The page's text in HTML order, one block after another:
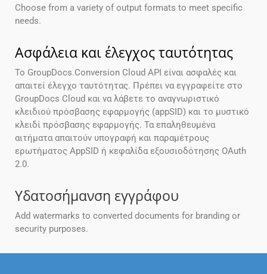
Choose from a variety of output formats to meet specific
needs.
Ασφάλεια και έλεγχος ταυτότητας
Το GroupDocs.Conversion Cloud API είναι ασφαλές και
απαιτεί έλεγχο ταυτότητας. Πρέπει να εγγραφείτε στο
GroupDocs Cloud και να λάβετε το αναγνωριστικό
κλειδιού πρόσβασης εφαρμογής (appSID) και το μυστικό
κλειδί πρόσβασης εφαρμογής. Τα επαληθευμένα
αιτήματα απαιτούν υπογραφή και παραμέτρους
ερωτήματος AppSID ή κεφαλίδα εξουσιοδότησης OAuth
2.0.
Υδατοσήμανση εγγράφου
Add watermarks to converted documents for branding or
security purposes.